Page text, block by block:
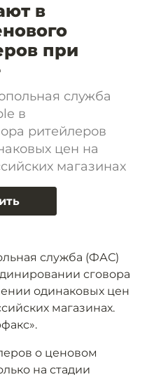
в
при
служба
в
ритейлеров
цен на
магазинах
служба (ФАС)
сговора
одинаковых цен
магазинах.
о ценовом
на стадии